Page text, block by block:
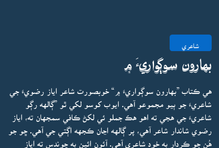
شاعري
بهارون سوڳواريءَ ۾
هي ڪتاب ”بهارون سوڳواريءَ ۾“ خوبصورت شاعر اياز رضويءَ جي
شاعريءَ جو ٻيو مجموعو آهي. ايوب کوسو لکي ٿو ”ڳالهه رڳو
شاعريءَ جي هجي ته اهو هڪ جملو ئي لکڻ ڪافي سمجهان ته، اياز
رضوي شاندار شاعر آهي، پر ڳالهه اڃان ڪجهه اڳتي جي آهي. ڇو جو
هُن جو ڪردار به خود شاعري آهي. آئون ائين به چوندس ته اياز